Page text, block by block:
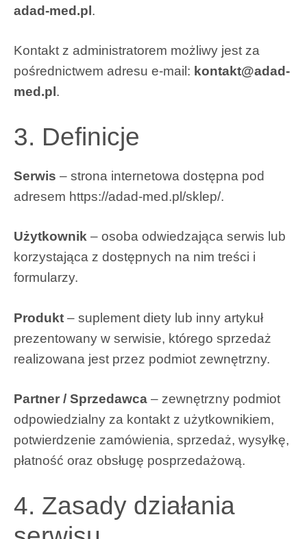
adad-med.pl.
Kontakt z administratorem możliwy jest za
pośrednictwem adresu e-mail: kontakt@adad-
med.pl .
3. Definicje
Serwis – strona internetowa dostępna pod
adresem https://adad-med.pl/sklep/.
Użytkownik – osoba odwiedzająca serwis lub
korzystająca z dostępnych na nim treści i
formularzy.
Produkt – suplement diety lub inny artykuł
prezentowany w serwisie, którego sprzedaż
realizowana jest przez podmiot zewnętrzny.
Partner / Sprzedawca – zewnętrzny podmiot
odpowiedzialny za kontakt z użytkownikiem,
potwierdzenie zamówienia, sprzedaż, wysyłkę,
płatność oraz obsługę posprzedażową.
4. Zasady działania